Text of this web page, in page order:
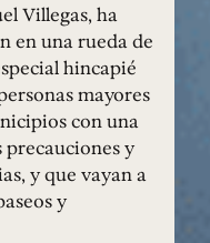
Villegas, ha
en una rueda de
hincapié
mayores
con una
y
y que vayan a
y